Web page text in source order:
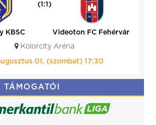
(0:0)
Kolorcity KBSC
Budapest, BVSC Stadion
július 25. (szombat) 19:00
TÁMOGATÓI